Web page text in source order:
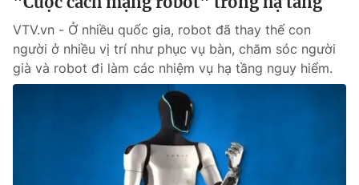
VTV.vn - Ở nhiều quốc gia, robot đã thay thế con
người ở nhiều vị trí như phục vụ bàn, chăm sóc người
già và robot đi làm các nhiệm vụ hạ tầng nguy hiểm.